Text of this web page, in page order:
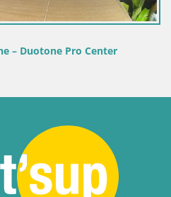
Pro Center